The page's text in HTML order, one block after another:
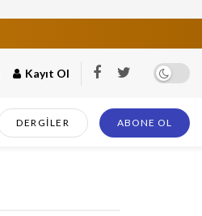
Kayıt Ol
DERGILER ABONE OL